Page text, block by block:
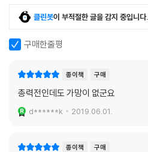
클린봇이 부적절한 글을 감지 중입니다.
구매한줄평
종이책 구매
총력전인데도 가망이 없군요
d******k 2019.06.01.
종이책 구매